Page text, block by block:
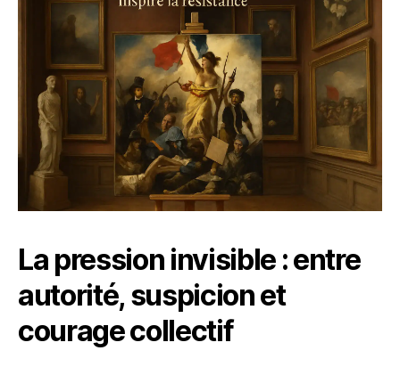
La pression invisible : entre
autorité, suspicion et
courage collectif